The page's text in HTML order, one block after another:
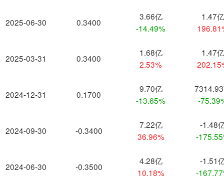
2025-06-30
2025-03-31
2024-12-31
2024-09-30
2024-06-30
0.3400
3.66亿
-14.49%
1.47亿
0.3400
1.68亿
2.53%
1.47亿
0.1700
9.70亿
-13.65%
-
-0.3400
7.22亿
36.96%
-1.48
-
-0.3500
4.28亿
10.18%
-1.51
-